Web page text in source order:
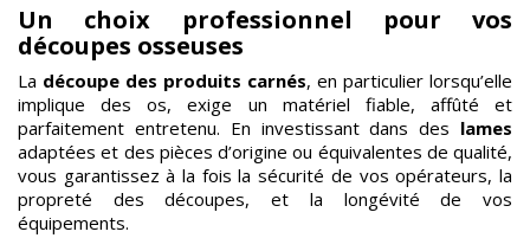
Un choix professionnel pour vos
découpes osseuses
La découpe des produits carnés, en particulier lorsqu’elle
implique des os, exige un matériel fiable, affûté et
parfaitement entretenu. En investissant dans des lames
adaptées et des pièces d’origine ou équivalentes de qualité,
vous garantissez à la fois la sécurité de vos opérateurs, la
propreté des découpes, et la longévité de vos
équipements.